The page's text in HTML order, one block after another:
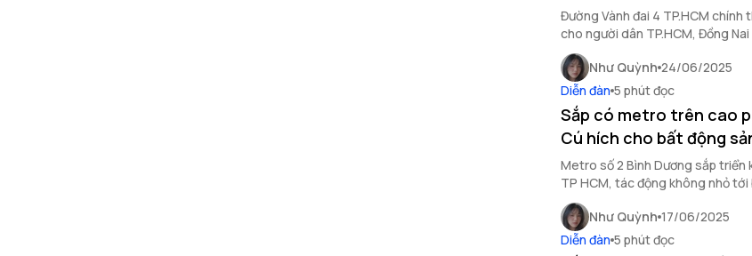
Đường Vành đai 4 TP.HCM chính
cho người dân TP.HCM, Đồng
thông đột phá, thúc đẩy phát
Như Quỳnh 24/06/2025
Diễn đàn 5 phút đọc
Sắp có metro trên cao
Cú hích cho bất động
Metro số 2 Bình Dương sắp
TP HCM, tác động không nhỏ
tiềm năng tăng giá vượt trội.
Như Quỳnh 17/06/2025
Diễn đàn 5 phút đọc